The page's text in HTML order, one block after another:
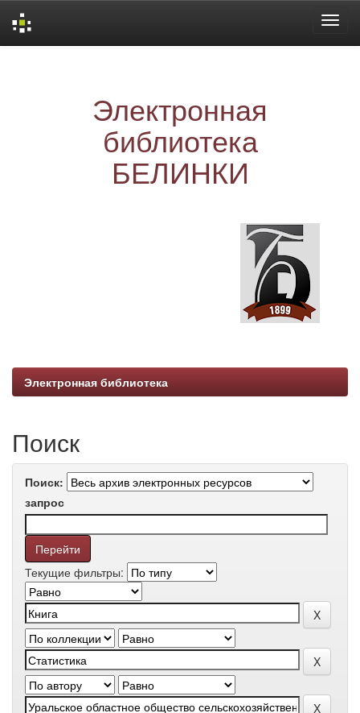
Электронная
библиотека
БЕЛИНКИ
Электронная библиотека
Поиск
Поиск:
запрос
Текущие фильтры: